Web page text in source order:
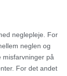
neglepleje. For
neglen og
misfarvninger på
For det andet